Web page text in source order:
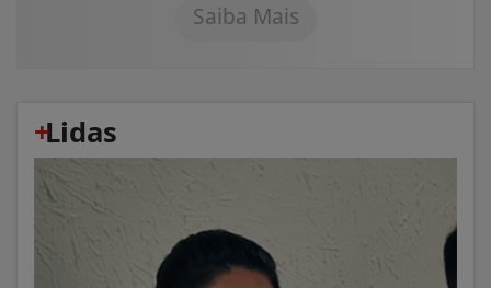
Saiba Mais
+
Lidas